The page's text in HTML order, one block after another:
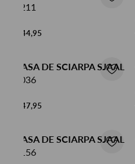
5211
€ 44,95
CASA DE SCIARPA SJAAL
5036
€ 47,95
CASA DE SCIARPA SJAAL
5156